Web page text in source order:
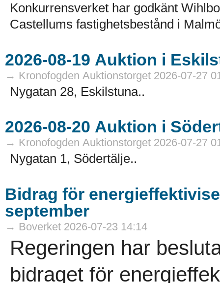
Konkurrensverket har godkänt
Castellums fastighetsbestånd i
→ Kronofogden Auktionstorget 2026-07-27
Nygatan 28, Eskilstuna..
→ Kronofogden Auktionstorget 2026-07-27
Nygatan 1, Södertälje..
Bidrag för
september
→ Boverket 2026-07-23 14:14
Regeringen har
bidraget för